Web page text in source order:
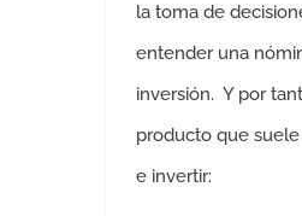
la toma de
entender una
inversión. Y por
producto que
e invertir: